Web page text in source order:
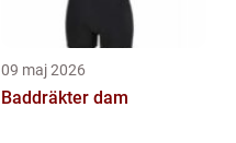
09 maj 2026
Baddräkter dam